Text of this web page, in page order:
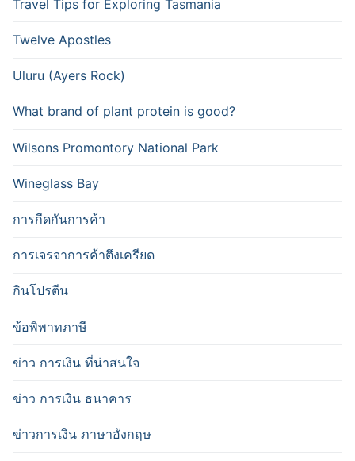
Travel Tips for Exploring Tasmania
Twelve Apostles
Uluru (Ayers Rock)
What brand of plant protein is good?
Wilsons Promontory National Park
Wineglass Bay
การกีดกันการค้า
การเจรจาการค้าตึงเครียด
กินโปรตีน
ข้อพิพาทภาษี
ข่าว การเงิน ที่น่าสนใจ
ข่าว การเงิน ธนาคาร
ข่าวการเงิน ภาษาอังกฤษ